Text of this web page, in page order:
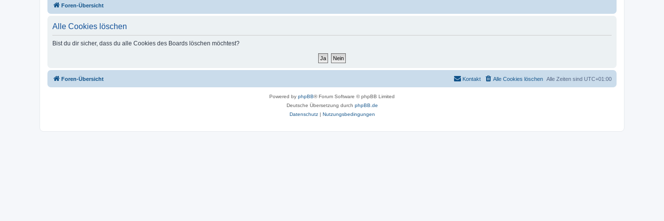
Foren-Übersicht
Alle Cookies löschen
Bist du dir sicher, dass du alle Cookies des Boards löschen möchtest?
Foren-Übersicht Alle Zeiten sind UTC+01:00
Alle Cookies löschen
Kontakt
Powered by phpBB® Forum Software © phpBB Limited
Deutsche Übersetzung durch phpBB.de
Datenschutz| Nutzungsbedingungen